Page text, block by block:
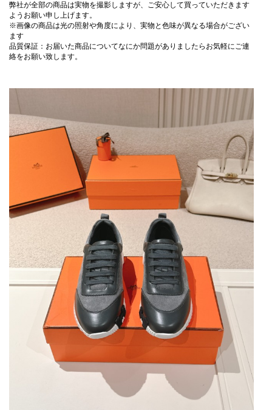
弊社が全部の商品は実物を撮影しますが、ご安心して買っていただきます
ようお願い申し上げます。
※画像の商品は光の照射や角度により、実物と色味が異なる場合がござい
ます
品質保証：お届いた商品についてなにか問題がありましたらお気軽にご連
絡をお願い致します。